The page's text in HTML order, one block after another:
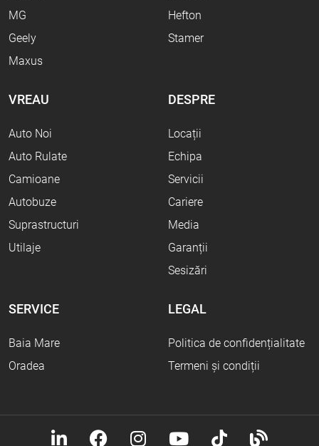
MG
Geely
Maxus
Hefton
Stamer
VREAU
Auto Noi
Auto Rulate
Camioane
Autobuze
Suprastructuri
Utilaje
DESPRE
Locații
Echipa
Servicii
Cariere
Media
Garanții
Sesizări
SERVICE
Baia Mare
Oradea
LEGAL
Politica de confidențialitate
Termeni și condiții